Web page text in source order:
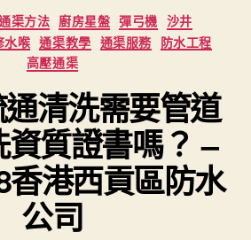
Categories
渠方法 廚房星盤 彈弓機 沙井
水喉 通渠教學 通渠服務 防水工程
高壓通渠
清洗需要管道
質證書嗎？ –
香港西貢區防水
公司